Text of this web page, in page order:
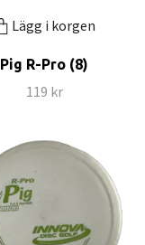
Lägg i korgen
Pig R-Pro (8)
119 kr